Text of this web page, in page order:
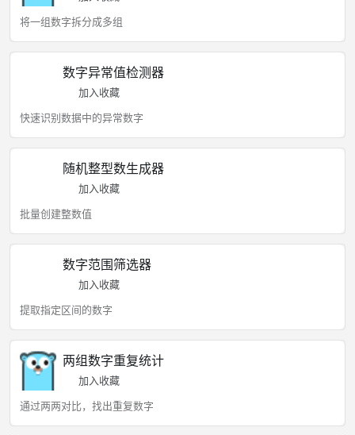
将一组数字拆分成多组
数字异常值检测器
加入收藏
快速识别数据中的异常数字
随机整型数生成器
加入收藏
批量创建整数值
数字范围筛选器
加入收藏
提取指定区间的数字
两组数字重复统计
加入收藏
通过两两对比，找出重复数字